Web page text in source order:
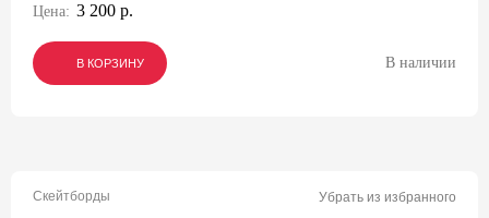
Цена: 3 200 р.
В КОРЗИНУ
В КОРЗИНУ
В КОРЗИНУ В наличии
Скейтборды Убрать из избранного